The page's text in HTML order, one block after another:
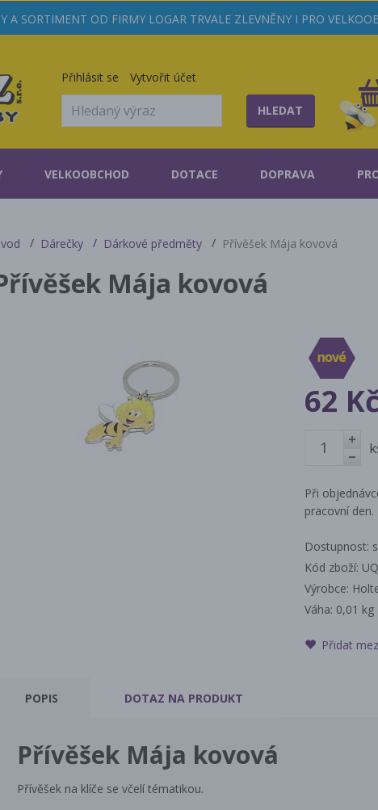
A SORTIMENT OD FIRMY LOGAR TRVALE ZLEVNĚNY I PRO
Přihlásit se Vytvořit účet
HLEDAT
VELKOOBCHOD DOTACE DOPRAVA
Dárečky Dárkové předměty Přívěšek Mája kovová
Mája kovová
62
+
Při
pracovní den.
Dostupnost:
Kód zboží:
Výrobce:
Váha: 0,01 kg
Přidat
POPIS DOTAZ NA PRODUKT
Přívěšek Mája kovová
Přívěšek na klíče se včelí tématikou.